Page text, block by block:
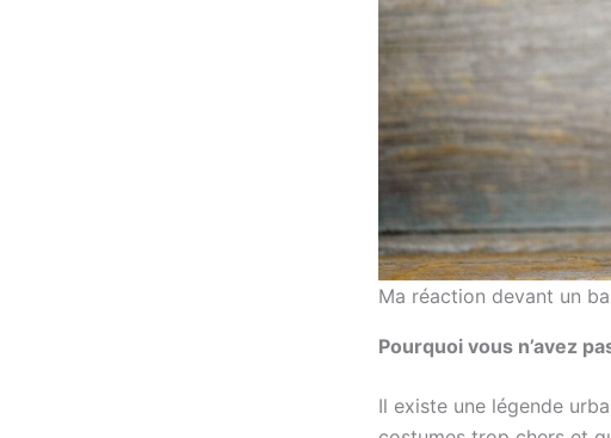
Ma réaction devant un
Pourquoi vous n’avez
Il existe une légende